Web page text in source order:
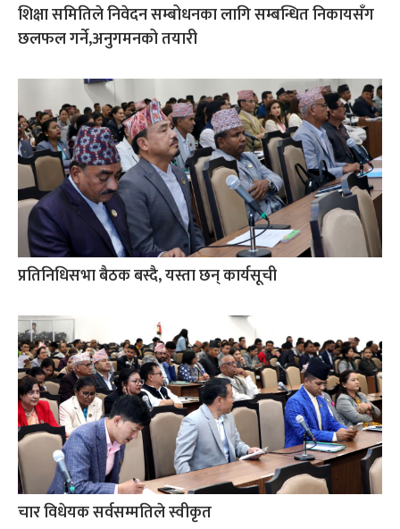
शिक्षा समितिले निवेदन सम्बोधनका लागि सम्बन्धित निकायसँग
छलफल गर्ने,अनुगमनको तयारी
प्रतिनिधिसभा बैठक बस्दै, यस्ता छन् कार्यसूची
चार विधेयक सर्वसम्मतिले स्वीकृत